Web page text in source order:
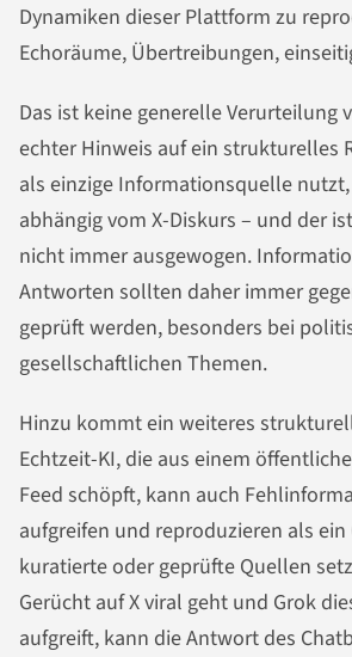
Dynamiken dieser Plattform zu
Echoräume, Übertreibungen,
Das ist keine generelle Verurteilung
echter Hinweis auf ein strukturelles
als einzige Informationsquelle
abhängig vom X-Diskurs – und der
nicht immer ausgewogen.
Antworten sollten daher immer
geprüft werden, besonders bei
gesellschaftlichen Themen.
Hinzu kommt ein weiteres
Echtzeit-KI, die aus einem
Feed schöpft, kann auch
aufgreifen und reproduzieren als
kuratierte oder geprüfte Quellen
Gerücht auf X viral geht und Grok
aufgreift, kann die Antwort des